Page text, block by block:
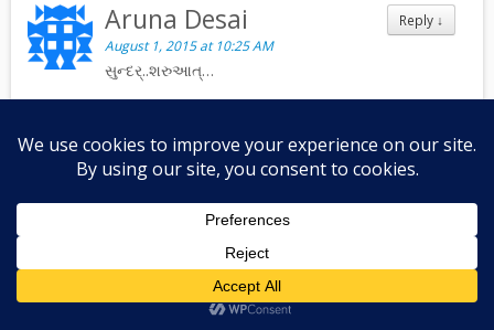
Reply ↓
Aruna Desai
August 1, 2015 at 10:25 AM
સુન્દર્..શરુઆત્…
બ્રહ્મવેત્તા સદગુરૂની શરણાગતિ – સુમિત્રાબેન નિરંકારી
રોટલી – સમીરા પત્રાવાલા